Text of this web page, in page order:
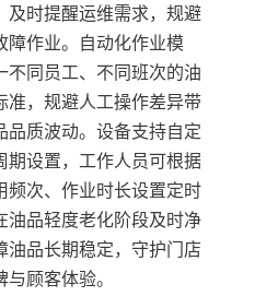
及时提醒运维需求，规避
障作业。自动化作业模
不同员工、不同班次的油
准，规避人工操作差异带
品质波动。设备支持自定
期设置，工作人员可根据
频次、作业时长设置定时
油品轻度老化阶段及时净
油品长期稳定，守护门店
与顾客体验。